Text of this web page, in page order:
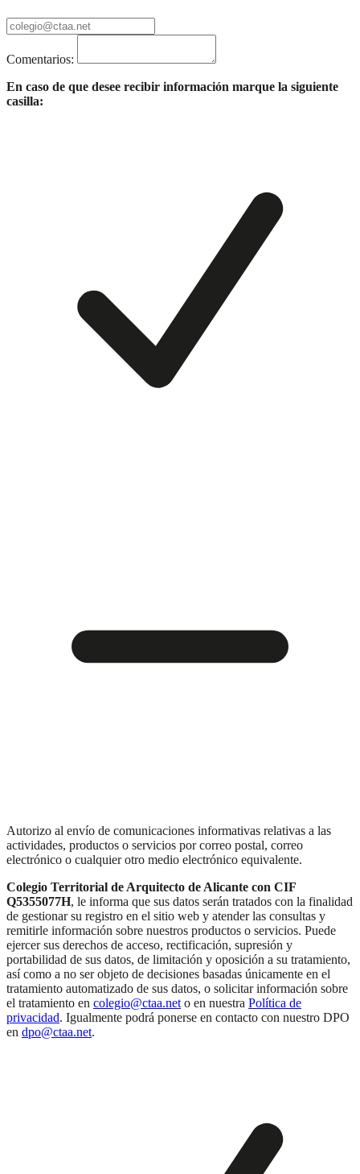
Comentarios:
En caso de que desee recibir información marque la siguiente
casilla:
Autorizo al envío de comunicaciones informativas relativas a las
actividades, productos o servicios por correo postal, correo
electrónico o cualquier otro medio electrónico equivalente.
Colegio Territorial de Arquitecto de Alicante con CIF
Q5355077H, le informa que sus datos serán tratados con la finalidad
de gestionar su registro en el sitio web y atender las consultas y
remitirle información sobre nuestros productos o servicios. Puede
ejercer sus derechos de acceso, rectificación, supresión y
portabilidad de sus datos, de limitación y oposición a su tratamiento,
así como a no ser objeto de decisiones basadas únicamente en el
tratamiento automatizado de sus datos, o solicitar información sobre
el tratamiento en colegio@ctaa.net o en nuestra Política de
privacidad. Igualmente podrá ponerse en contacto con nuestro DPO
en dpo@ctaa.net.